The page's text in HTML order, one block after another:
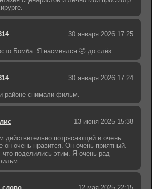
30 января 2026 17:25
Бомба. Я насмеялся 🤣 до слёз
30 января 2026 17:24
районе снимали фильм.
13 июня 2025 15:38
действительно потрясающий и очень
очень нравится. Он очень приятный.
поделились этим. Я очень рад
слово 12 мая 2025 22:15